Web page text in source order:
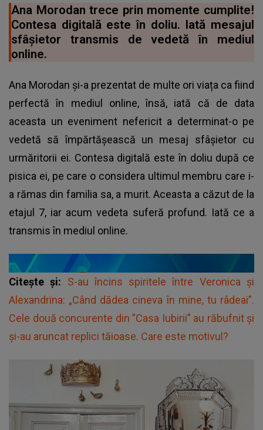
Ana Morodan trece prin momente cumplite!
Contesa digitală este în doliu. Iată mesajul
sfâșietor transmis de vedetă în mediul
online.
Ana Morodan și-a prezentat de multe ori viața ca fiind
perfectă în mediul online, însă, iată că de data
aceasta un eveniment nefericit a determinat-o pe
vedetă să împărtășească un mesaj sfâșietor cu
urmăritorii ei. Contesa digitală este în doliu după ce
pisica ei, pe care o considera ultimul membru care i-
a rămas din familia sa, a murit. Aceasta a căzut de la
etajul 7, iar acum vedeta suferă profund. Iată ce a
transmis în mediul online.
Citește și: S-au încins spiritele între Veronica și
Alexandrina: „Când dădea cineva în mine, tu râdeai”.
Cele două concurente din ”Casa Iubirii” au răbufnit și
și-au aruncat replici tăioase. Care este motivul?